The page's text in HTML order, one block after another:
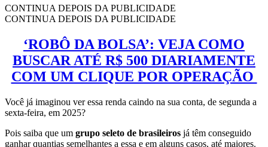
CONTINUA DEPOIS DA PUBLICIDADE
CONTINUA DEPOIS DA PUBLICIDADE
‘ROBÔ DA BOLSA’: VEJA COMO
BUSCAR ATÉ R$ 500 DIARIAMENTE
COM UM CLIQUE POR OPERAÇÃO
Você já imaginou ver essa renda caindo na sua conta, de segunda a
sexta-feira, em 2025?
Pois saiba que um grupo seleto de brasileiros já têm conseguido
ganhar quantias semelhantes a essa e em alguns casos, até maiores.